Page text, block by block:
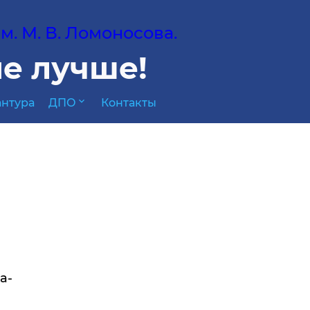
М. В. Ломоносова.
лучше!
ДПО expand_more Контакты